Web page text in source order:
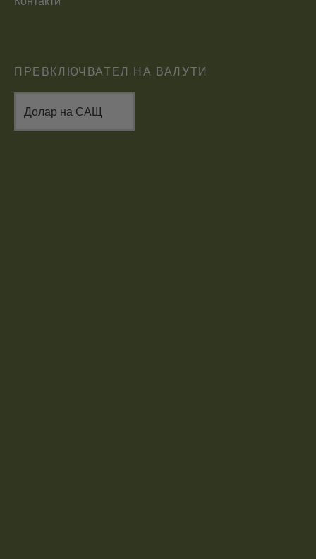
ПРЕВКЛЮЧВАТЕЛ НА ВАЛУТИ